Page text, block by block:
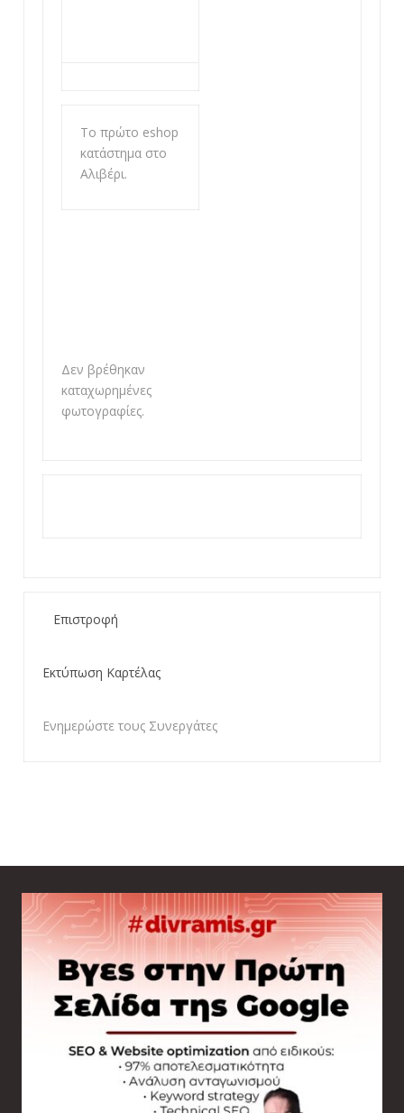
Το πρώτο eshop
κατάστημα στο
Αλιβέρι.
Δεν βρέθηκαν
καταχωρημένες
φωτογραφίες.
Επιστροφή
Εκτύπωση Καρτέλας
Ενημερώστε τους Συνεργάτες